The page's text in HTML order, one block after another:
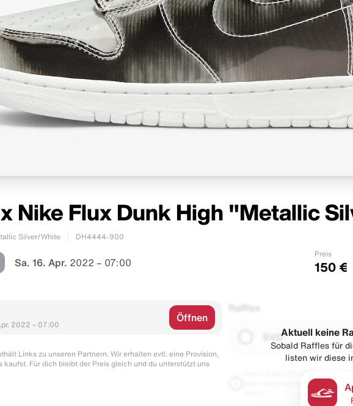
Nike Flux Dunk High "Metallic
Silver/White DH4444-900
Sa. 16. Apr. 2022 – 07:00
Preis
150 €
2022 – 07:00
Öffnen
Links zu unseren Partnern. Wir erhalten evtl. eine Provision,
kaufst. Für dich bleibt der Preis gleich und du unterstützt uns
Raffles
SVD
wenn du etwas kaufst. Für dich
Aktuell keine
Sobald Raffles für
listen wir diese